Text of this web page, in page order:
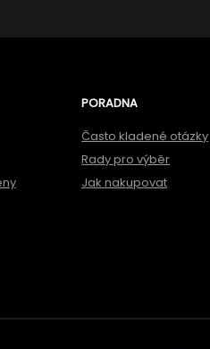
PORADNA
Často kladené otázky
Rady pro výběr
Jak nakupovat